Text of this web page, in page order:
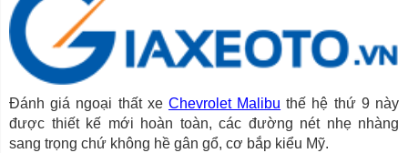
Đánh giá ngoại thất xe Chevrolet Malibu thế hệ thứ 9 này
được thiết kế mới hoàn toàn, các đường nét nhẹ nhàng
sang trọng chứ không hề gân gổ, cơ bắp kiểu Mỹ.